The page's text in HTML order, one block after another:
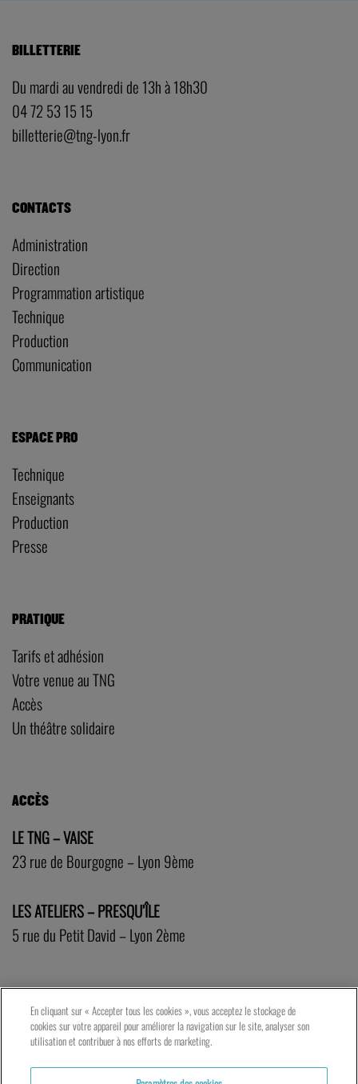
BILLETTERIE
Du mardi au vendredi de 13h à 18h30
04 72 53 15 15
billetterie@tng-lyon.fr
CONTACTS
Administration
Direction
Programmation artistique
Technique
Production
Communication
ESPACE PRO
Technique
Enseignants
Production
Presse
PRATIQUE
Tarifs et adhésion
Votre venue au TNG
Accès
Un théâtre solidaire
ACCÈS
LE TNG – VAISE
23 rue de Bourgogne – Lyon 9ème
LES ATELIERS – PRESQU’ÎLE
5 rue du Petit David – Lyon 2ème
En cliquant sur « Accepter tous les cookies », vous acceptez le stockage de
cookies sur votre appareil pour améliorer la navigation sur le site, analyser son
utilisation et contribuer à nos efforts de marketing.